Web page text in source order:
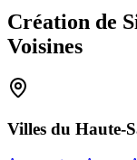
Création de
Voisines
Villes du Haute-